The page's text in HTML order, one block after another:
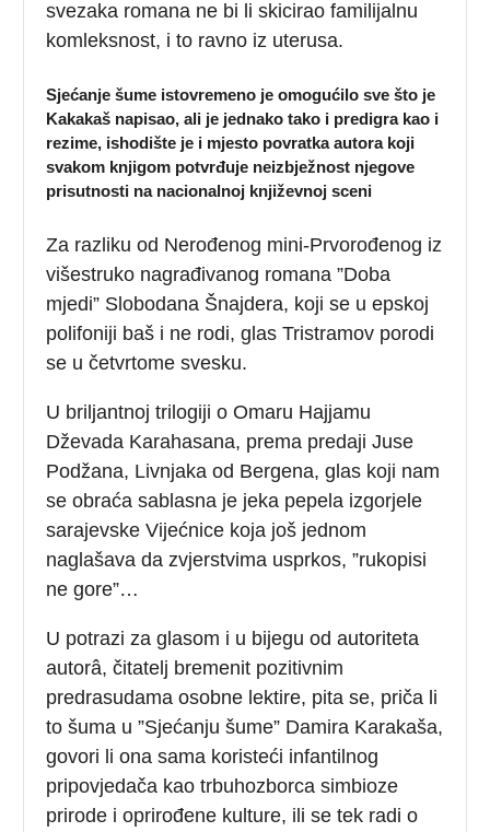
svezaka romana ne bi li skicirao familijalnu
komleksnost, i to ravno iz uterusa.
Sjećanje šume istovremeno je omogućilo sve što je
Kakakaš napisao, ali je jednako tako i predigra kao i
rezime, ishodište je i mjesto povratka autora koji
svakom knjigom potvrđuje neizbježnost njegove
prisutnosti na nacionalnoj književnoj sceni
Za razliku od Nerođenog mini-Prvorođenog iz
višestruko nagrađivanog romana ”Doba
mjedi” Slobodana Šnajdera, koji se u epskoj
polifoniji baš i ne rodi, glas Tristramov porodi
se u četvrtome svesku.
U briljantnoj trilogiji o Omaru Hajjamu
Dževada Karahasana, prema predaji Juse
Podžana, Livnjaka od Bergena, glas koji nam
se obraća sablasna je jeka pepela izgorjele
sarajevske Vijećnice koja još jednom
naglašava da zvjerstvima usprkos, ”rukopisi
ne gore”…
U potrazi za glasom i u bijegu od autoriteta
autorâ, čitatelj bremenit pozitivnim
predrasudama osobne lektire, pita se, priča li
to šuma u ”Sjećanju šume” Damira Karakaša,
govori li ona sama koristeći infantilnog
pripovjedača kao trbuhozborca simbioze
prirode i oprirođene kulture, ili se tek radi o